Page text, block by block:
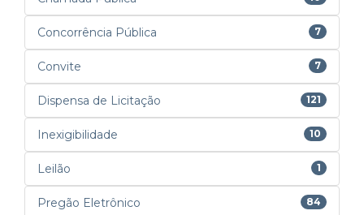
Concorrência Pública 7
Convite 7
Dispensa de Licitação 121
Inexigibilidade 10
Leilão 1
Pregão Eletrônico 84